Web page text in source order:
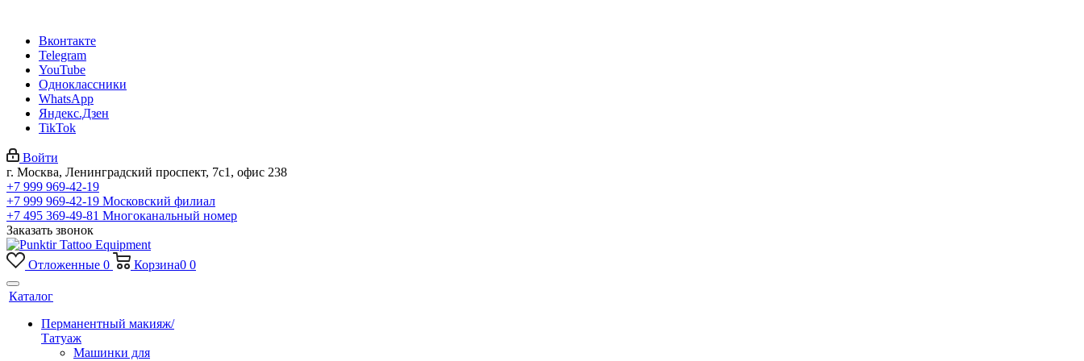
Вконтакте
Telegram
YouTube
Одноклассники
WhatsApp
Яндекс.Дзен
TikTok
Войти
г. Москва, Ленинградский проспект, 7с1, офис 238
+7 999 969-42-19
+7 999 969-42-19 Московский филиал
+7 495 369-49-81 Многоканальный номер
Заказать звонок
Отложенные 0 Корзина0 0
Каталог
Перманентный макияж/
Татуаж
Машинки для